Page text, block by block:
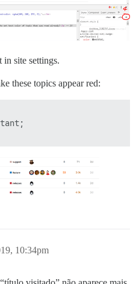
site settings.
these topics appear red:
10:34pm